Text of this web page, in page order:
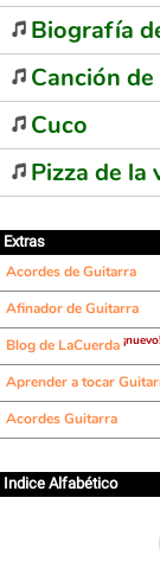
Biografía
Canción
Cuco
Pizza de la
Extras
Acordes de Guitarra
Afinador de Guitarra
Blog de LaCuerda ¡nuevo!
Aprender a tocar
Acordes Guitarra
Indice Alfabético